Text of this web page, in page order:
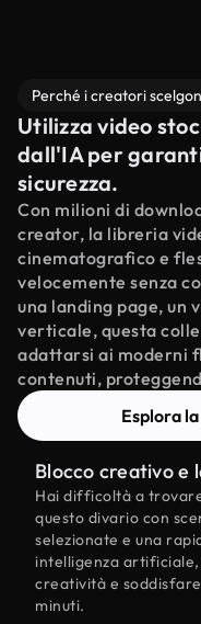
Perché i creatori
Utilizza video
dall'IA per
sicurezza.
Con milioni di
creator, la libreria
cinematografico e
velocemente senza
una landing page, un
verticale, questa
adattarsi ai moderni
contenuti,
Esplora
Blocco creativo e
Hai difficoltà a
questo divario con
selezionate e una
intelligenza
creatività e
minuti.